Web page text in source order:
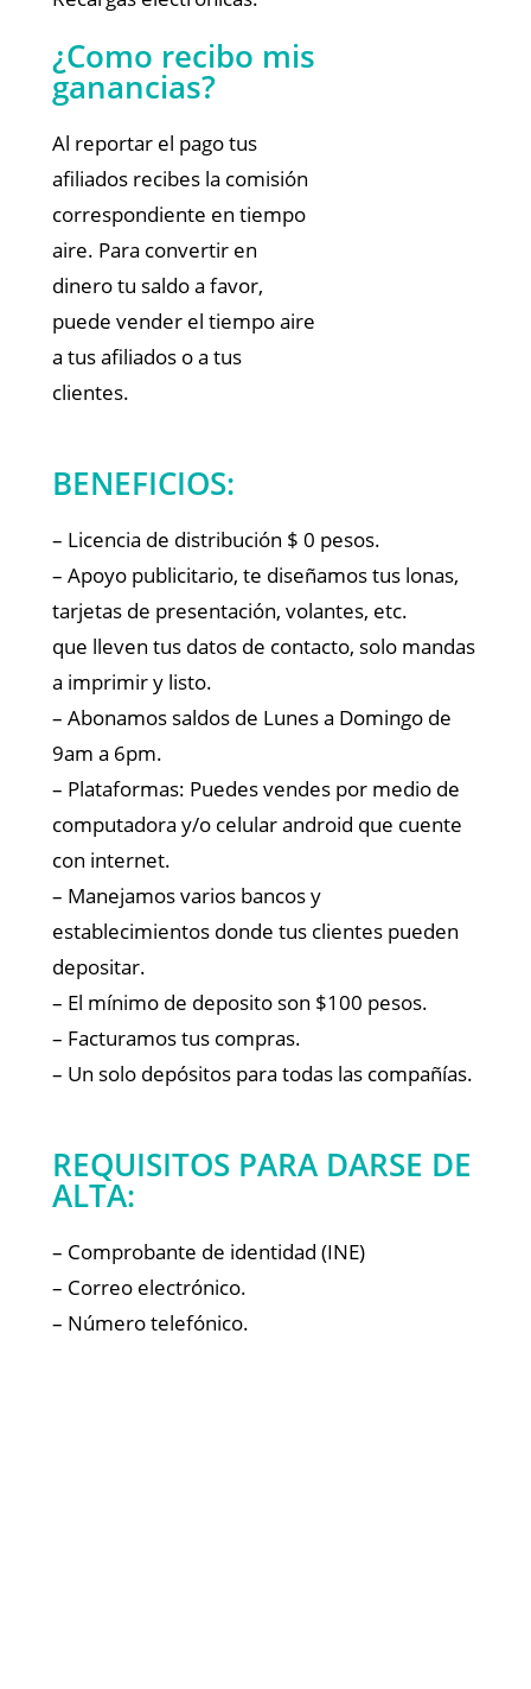
¿Como recibo mis
ganancias?
Al reportar el pago tus
afiliados recibes la comisión
correspondiente en tiempo
aire. Para convertir en
dinero tu saldo a favor,
puede vender el tiempo aire
a tus afiliados o a tus
clientes.
BENEFICIOS:
– Licencia de distribución $ 0 pesos.
– Apoyo publicitario, te diseñamos tus lonas,
tarjetas de presentación, volantes, etc.
que lleven tus datos de contacto, solo mandas
a imprimir y listo.
– Abonamos saldos de Lunes a Domingo de
9am a 6pm.
– Plataformas: Puedes vendes por medio de
computadora y/o celular android que cuente
con internet.
– Manejamos varios bancos y
establecimientos donde tus clientes pueden
depositar.
– El mínimo de deposito son $100 pesos.
– Facturamos tus compras.
– Un solo depósitos para todas las compañías.
REQUISITOS PARA DARSE DE
ALTA:
– Comprobante de identidad (INE)
– Correo electrónico.
– Número telefónico.